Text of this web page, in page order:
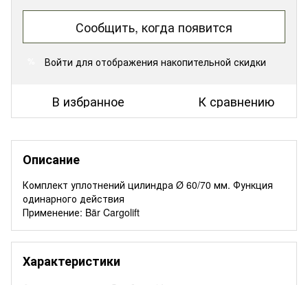
Сообщить, когда появится
Войти для отображения накопительной скидки
В избранное К сравнению
Описание
Комплект уплотнений цилиндра Ø 60/70 мм. Функция
одинарного действия
Применение: Bär Cargolift
Характеристики